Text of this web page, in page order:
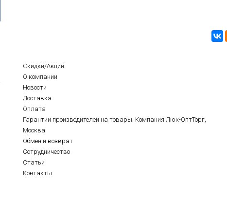
Скидки/Акции
О компании
Новости
Доставка
Оплата
Гарантии производителей на товары. Компания Люк-ОптТорг,
Москва
Обмен и возврат
Сотрудничество
Статьи
Контакты